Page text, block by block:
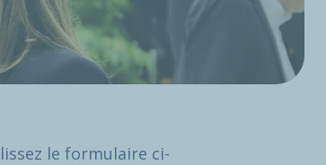
le formulaire ci-